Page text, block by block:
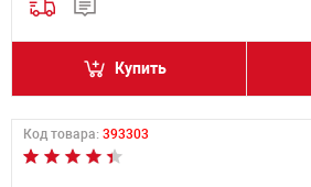
Купить
Код товара: 393303